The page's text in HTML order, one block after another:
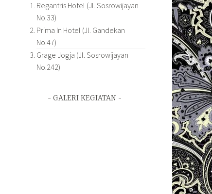
Regantris Hotel (Jl. Sosrowijayan
No.33)
Prima In Hotel (Jl. Gandekan
No.47)
Grage Jogja (Jl. Sosrowijayan
No.242)
GALERI KEGIATAN